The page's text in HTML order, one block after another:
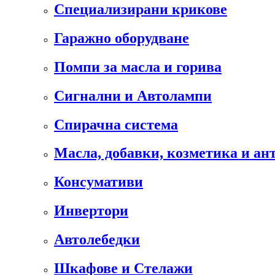
Специализирани крикове
Гаражно оборудване
Помпи за масла и горива
Сигнални и Автолампи
Спирачна система
Масла, добавки, козметика и
Консумативи
Инвертори
Автолебедки
Шкафове и Стелажи